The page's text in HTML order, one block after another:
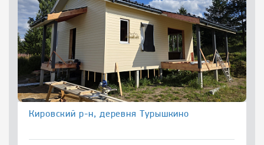
Кировский р-н, деревня Турышкино